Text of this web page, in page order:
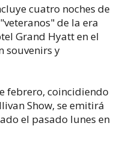
cuatro noches de
de la era
Grand Hyatt en el
souvenirs y
febrero, coincidiendo
Show, se emitirá
el pasado lunes en